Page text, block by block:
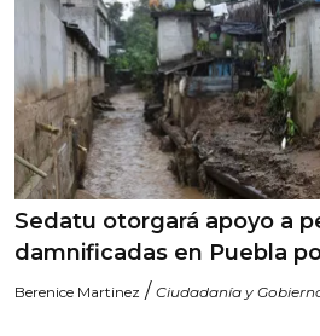
Sedatu otorgará apoyo a
damnificadas en Puebla
Berenice Martinez / Ciudadanía y